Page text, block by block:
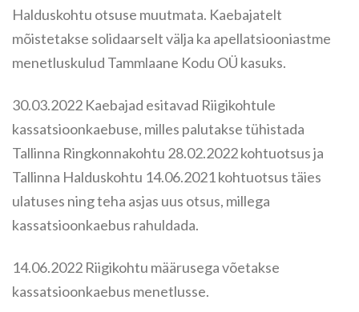
Halduskohtu otsuse muutmata. Kaebajatelt
mõistetakse solidaarselt välja ka apellatsiooniastme
menetluskulud Tammlaane Kodu OÜ kasuks.
30.03.2022 Kaebajad esitavad Riigikohtule
kassatsioonkaebuse, milles palutakse tühistada
Tallinna Ringkonnakohtu 28.02.2022 kohtuotsus ja
Tallinna Halduskohtu 14.06.2021 kohtuotsus täies
ulatuses ning teha asjas uus otsus, millega
kassatsioonkaebus rahuldada.
14.06.2022 Riigikohtu määrusega võetakse
kassatsioonkaebus menetlusse.